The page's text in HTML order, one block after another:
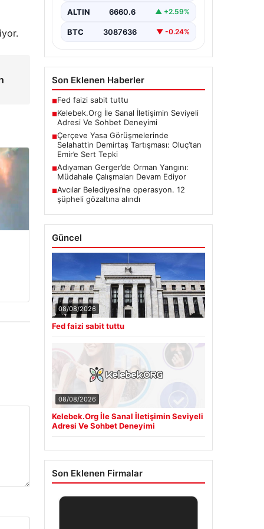
pek…
ALTIN 6660.6 ▲ +2.59%
BTC 3087636 ▼ -0.24%
Son Eklenen Haberler
■Fed faizi sabit tuttu
■Kelebek.Org İle Sanal İletişimin Seviyeli
Adresi Ve Sohbet Deneyimi
■Çerçeve Yasa Görüşmelerinde
Selahattin Demirtaş Tartışması: Oluç’tan
Emir’e Sert Tepki
■Adıyaman Gerger’de Orman Yangını:
Müdahale Çalışmaları Devam Ediyor
■Avcılar Belediyesi’ne operasyon. 12
şüpheli gözaltına alındı
Güncel
08/08/2026
Fed faizi sabit tuttu
08/08/2026
Kelebek.Org İle Sanal İletişimin Seviyeli
Adresi Ve Sohbet Deneyimi
Son Eklenen Firmalar